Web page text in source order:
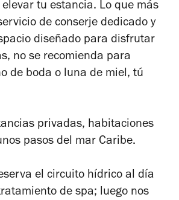
tu estancia. Lo que más
de conserje dedicado y
diseñado para disfrutar
no se recomienda para
de boda o luna de miel, tú
privadas, habitaciones
pasos del mar Caribe.
el circuito hídrico al día
de spa; luego nos